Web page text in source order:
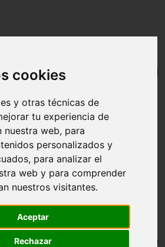
cookies
y otras técnicas de
tu experiencia de
nuestra web, para
personalizados y
para analizar el
web y para comprender
nuestros visitantes.
Aceptar
Rechazar
>Tita Cervera, la baronesa (2026) ᐉ Final
(2026) ᐉ Final
un documental que narra la vida de
que pasó de ser una modelo y actriz a
más ricas y poderosas de España.
personal y profesional, desde su
con el barón Thyssen-Bornemisza y su